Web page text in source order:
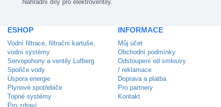
Náhradní díly pro elektroventily.
ESHOP
Vodní filtrace, filtrační kartuše,
vodní systémy
Servopohony a ventily Lufberg
Spořiče vody
Úspora energie
Plynové spotřebiče
Topné systémy
Pro zdraví
INFORMACE
Můj účet
Obchodní podmínky
Odstoupení od smlouvy
/ reklamace
Doprava a platba
Pro partnery
Kontakt